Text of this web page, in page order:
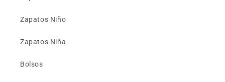
Zapatos Niño
Zapatos Niña
Bolsos